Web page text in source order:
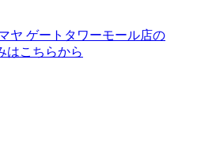
ヤ ゲートタワーモール店の
はこちらから